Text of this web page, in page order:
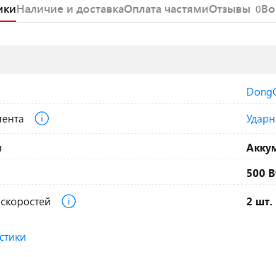
Наличие и доставкаОплата частямиОтзывы 0
500
2 шт.